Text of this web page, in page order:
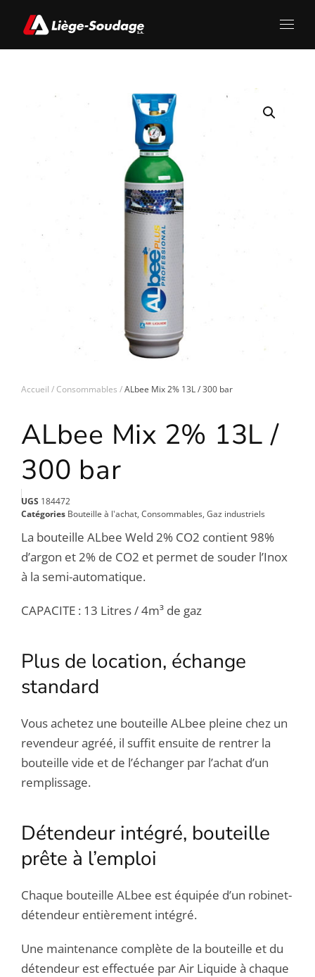
Accueil Consommables ALbee Mix 2% 13L / 300 bar
ALbee Mix 2% 13L /
300 bar
UGS 184472
Catégories Bouteille à l'achat, Consommables, Gaz industriels
La bouteille ALbee Weld 2% CO2 contient 98%
d’argon et 2% de CO2 et permet de souder l’Inox
à la semi-automatique.
CAPACITE : 13 Litres / 4m³ de gaz
Plus de location, échange
standard
Vous achetez une bouteille ALbee pleine chez un
revendeur agréé, il suffit ensuite de rentrer la
bouteille vide et de l’échanger par l’achat d’un
remplissage.
Détendeur intégré, bouteille
prête à l’emploi
Chaque bouteille ALbee est équipée d’un robinet-
détendeur entièrement intégré.
Une maintenance complète de la bouteille et du
détendeur est effectuée par Air Liquide à chaque